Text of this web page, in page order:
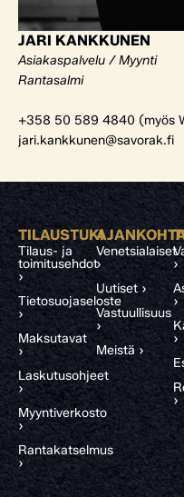
JARI KANKKUNEN
Asiakaspalvelu / Myynti
Rantasalmi
+358 50 589 4840 (myös
jari.kankkunen@savorak.fi
TILAUSTUKI
Tilaus- ja
toimitusehdot
›
Tietosuojaseloste
›
Maksutavat
›
Laskutusohjeet
›
Myyntiverkosto
›
Rantakatselmus
›
Venetsialaiset
›
Uutiset ›
Vastuullisuus
›
Meistä ›
›
›
›
›